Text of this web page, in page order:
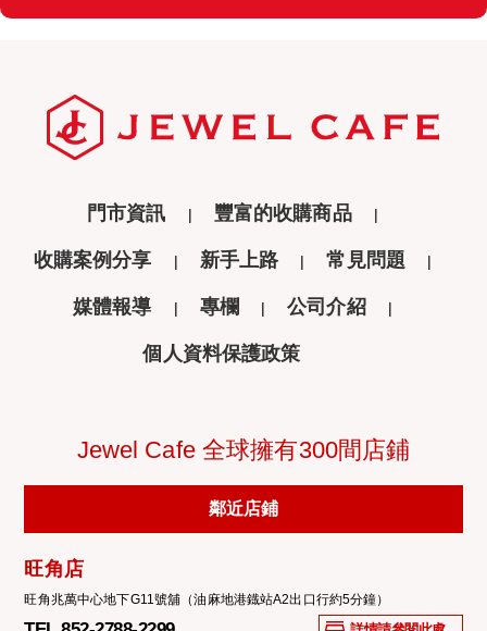
門市資訊 豐富的收購商品
收購案例分享 新手上路 常見問題
媒體報導 專欄 公司介紹
個人資料保護政策
Jewel Cafe 全球擁有300間店鋪
鄰近店鋪
旺角店
旺角兆萬中心地下G11號舖（油麻地港鐡站A2出口行約5分鐘）